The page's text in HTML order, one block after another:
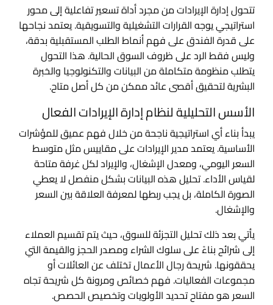
تتحول إدارة الإيرادات من مجرد أداة تسعير تفاعلية إلى محور
استراتيجي يوجه القرارات التشغيلية والتسويقية. يعتمد نجاحها
على قدرة الفندق على فهم أنماط الطلب المستقبلية بدقة،
وليس فقط الرد على ظروف السوق الحالية. هذا التحول
يتطلب منظومة متكاملة من البيانات والتكنولوجيا والخبرة
البشرية لتحقيق أقصى عائد ممكن من كل أصل متاح.
الأسس التحليلية لنظام إدارة الإيرادات الفعال
يبدأ بناء أي استراتيجية ناجحة من خلال فهم عميق للمؤشرات
الأساسية. يعتمد مدير الإيرادات على مقاييس مثل متوسط
السعر اليومي، ومعدل الإشغال، والإيراد لكل غرفة متاحة
لقياس الأداء. تحليل هذه البيانات بشكل منفصل لا يعطي
الصورة الكاملة، بل يجب ربطها لمعرفة العلاقة بين السعر
والإشغال.
يأتي بعد ذلك تحليل التجزئة للسوق، حيث يتم تقسيم العملاء
إلى شرائح بناءً على سلوك الشراء ومصدر الحجز والقيمة التي
يحققونها. شريحة رجال الأعمال تختلف عن العائلات أو
مجموعات الفعاليات. فهم خصائص ومرونة كل شريحة تجاه
السعر هو مفتاح تحديد الأولويات وتخصيص الحصص.